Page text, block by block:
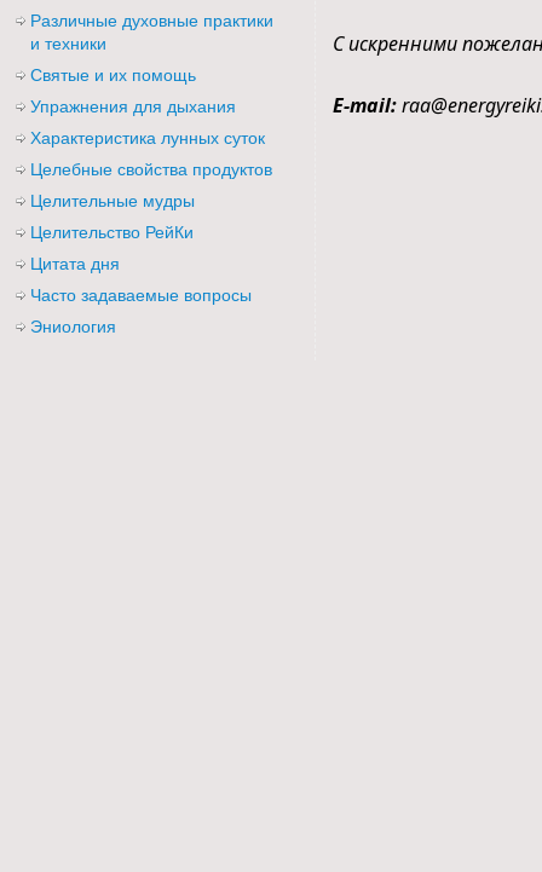
С искренними
E-mail:
Различные духовные практики
и техники
Святые и их помощь
Упражнения для дыхания
Характеристика лунных суток
Целебные свойства продуктов
Целительные мудры
Целительство РейКи
Цитата дня
Часто задаваемые вопросы
Эниология